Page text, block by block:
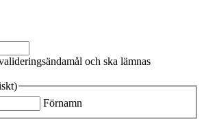
och ska lämnas
Förnamn